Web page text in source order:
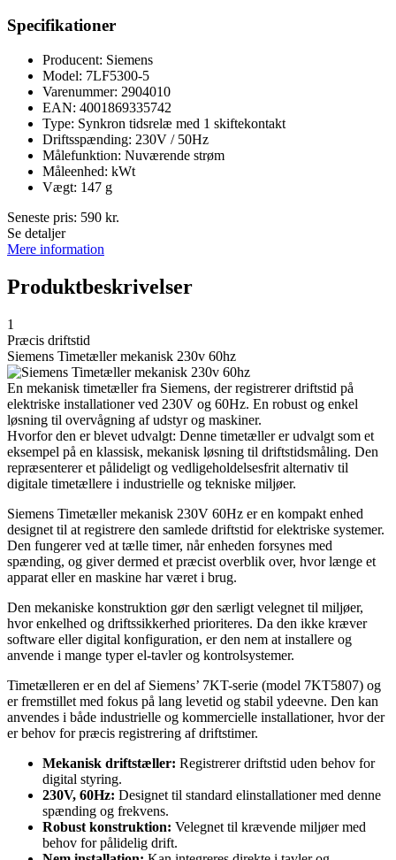
Specifikationer
Producent: Siemens
Model: 7LF5300-5
Varenummer: 2904010
EAN: 4001869335742
Type: Synkron tidsrelæ med 1 skiftekontakt
Driftsspænding: 230V / 50Hz
Målefunktion: Nuværende strøm
Måleenhed: kWt
Vægt: 147 g
Seneste pris: 590 kr.
Se detaljer
Mere information
Produktbeskrivelser
1
Præcis driftstid
Siemens Timetæller mekanisk 230v 60hz
En mekanisk timetæller fra Siemens, der registrerer driftstid på
elektriske installationer ved 230V og 60Hz. En robust og enkel
løsning til overvågning af udstyr og maskiner.
Hvorfor den er blevet udvalgt: Denne timetæller er udvalgt som et
eksempel på en klassisk, mekanisk løsning til driftstidsmåling. Den
repræsenterer et pålideligt og vedligeholdelsesfrit alternativ til
digitale timetællere i industrielle og tekniske miljøer.
Siemens Timetæller mekanisk 230V 60Hz er en kompakt enhed
designet til at registrere den samlede driftstid for elektriske systemer.
Den fungerer ved at tælle timer, når enheden forsynes med
spænding, og giver dermed et præcist overblik over, hvor længe et
apparat eller en maskine har været i brug.
Den mekaniske konstruktion gør den særligt velegnet til miljøer,
hvor enkelhed og driftssikkerhed prioriteres. Da den ikke kræver
software eller digital konfiguration, er den nem at installere og
anvende i mange typer el-tavler og kontrolsystemer.
Timetælleren er en del af Siemens’ 7KT-serie (model 7KT5807) og
er fremstillet med fokus på lang levetid og stabil ydeevne. Den kan
anvendes i både industrielle og kommercielle installationer, hvor der
er behov for præcis registrering af driftstimer.
Mekanisk driftstæller: Registrerer driftstid uden behov for
digital styring.
230V, 60Hz: Designet til standard elinstallationer med denne
spænding og frekvens.
Robust konstruktion: Velegnet til krævende miljøer med
behov for pålidelig drift.